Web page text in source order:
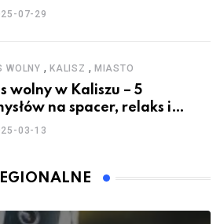
07-29
WOLNY , KALISZ , MIASTO
wolny w Kaliszu – 5
na spacer, relaks i
atrakcje
03-13